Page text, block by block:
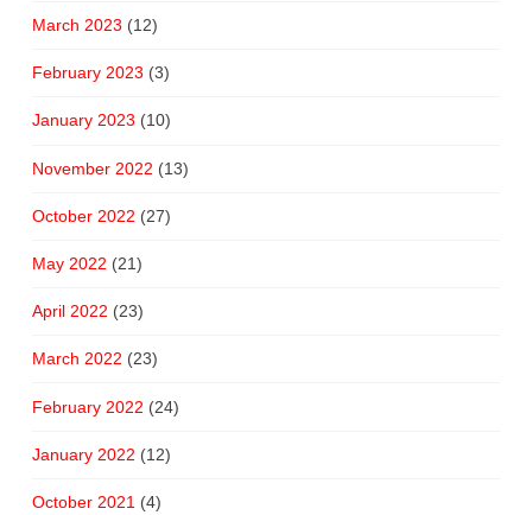
March 2023 (12)
February 2023 (3)
January 2023 (10)
November 2022 (13)
October 2022 (27)
May 2022 (21)
April 2022 (23)
March 2022 (23)
February 2022 (24)
January 2022 (12)
October 2021 (4)